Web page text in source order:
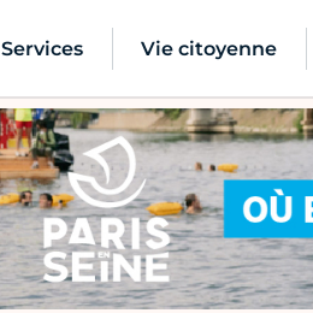
Services Vie citoyenne